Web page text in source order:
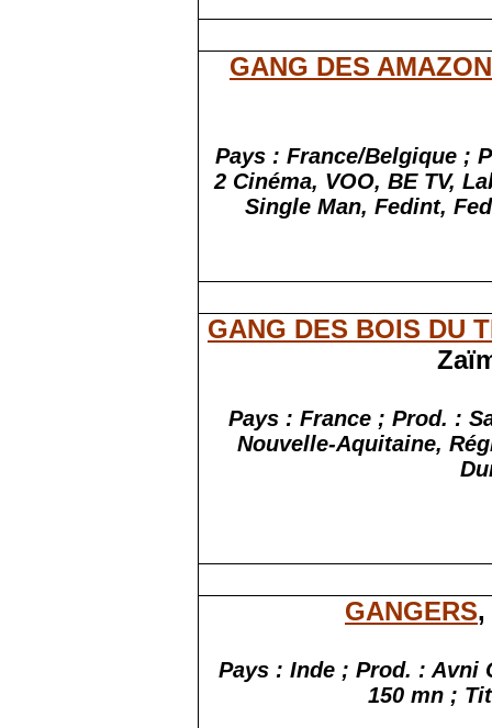
GANG DES
Pays : France/Belgique ;
2 Cinéma, VOO, BE TV,
Single Man, Fedint,
GANG DES BOIS DU
Pays : France ; Prod. :
Nouvelle-Aquitaine,
GANGERS,
Pays : Inde ; Prod. : Avni
150 mn ;